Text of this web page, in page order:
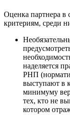
Оценка партнера в
критериям, среди
наделяется
РНП
выступают в
минимуму
тех, кто не
котором